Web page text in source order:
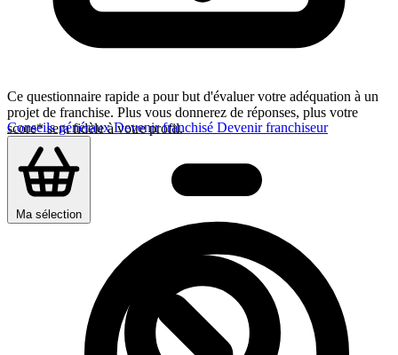
Conseils générauxDevenir franchisé Devenir franchiseur
Ma sélection
Ce questionnaire rapide a pour but d'évaluer votre adéquation à un
projet de franchise. Plus vous donnerez de réponses, plus votre
score* sera fidèle à votre profil.